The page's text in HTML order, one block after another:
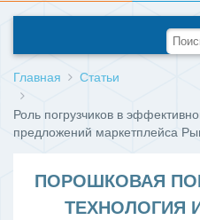
Главная Статьи
Роль погрузчиков в
предложений маркетплейса
ПОРОШКОВАЯ
ТЕХНОЛОГИЯ